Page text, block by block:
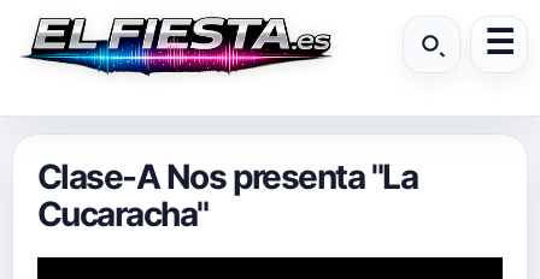
Clase-A Nos presenta "La
Cucaracha"